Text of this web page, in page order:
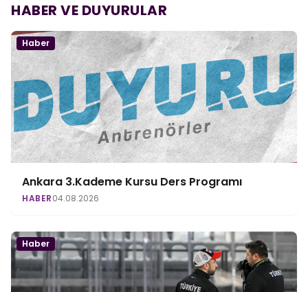
HABER VE DUYURULAR
Haber
Ankara 3.Kademe Kursu Ders Programı
HABER04.08.2026
Haber